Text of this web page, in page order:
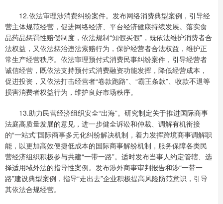
12.依法审理涉消费纠纷案件。发布网络消费典型案例，引导经
营主体规范经营，促进网络经济、平台经济健康持续发展。落实食
品药品惩罚性赔偿制度，依法规制“知假买假”，既依法维护消费者合
法权益，又依法惩治违法索赔行为，保护经营者合法权益，维护正
常生产经营秩序。依法审理预付式消费民事纠纷案件，引导经营者
诚信经营，既依法支持预付式消费融资功能发挥，降低经营成本，
促进投资，又依法打击经营者“卷款跑路”、“霸王条款”、收款不退等
损害消费者权益行为，维护良好市场秩序。
13.助力民营经济组织安全“出海”。研究制定关于推进国际商事
法庭高质量发展的意见，进一步健全诉讼和仲裁、调解有机衔接
的“一站式”国际商事多元化纠纷解决机制，着力发挥跨境商事调解职
能，以更加高效便捷低成本的国际商事解纷机制，服务保障各类民
营经济组织积极参与共建“一带一路”。适时发布当事人约定管辖、选
择适用域外法的指导性案例。发布涉外商事审判报告和涉“一带一
路”建设典型案例，指导“走出去”企业积极提高风险防范意识，引导
其依法合规经营。